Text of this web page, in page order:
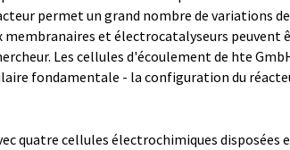
permet un grand nombre de variations de
et électrocatalyseurs peuvent
Les cellules d'écoulement de hte
fondamentale - la configuration du
quatre cellules électrochimiques disposées